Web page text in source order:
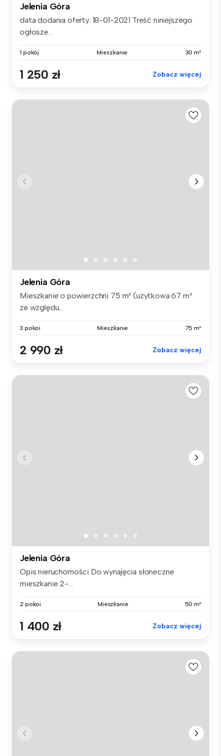
Jelenia Góra
data dodania oferty: 18-01-2021 Treść niniejszego
ogłosze...
1 pokój Mieszkanie 30 m²
1 250 zł Zobacz więcej
Jelenia Góra
Mieszkanie o powierzchni 75 m² (użytkowa 67 m²
ze względu...
3 pokoi Mieszkanie 75 m²
2 990 zł Zobacz więcej
Jelenia Góra
Opis nieruchomości Do wynajęcia słoneczne
mieszkanie 2-...
2 pokoi Mieszkanie 50 m²
1 400 zł Zobacz więcej